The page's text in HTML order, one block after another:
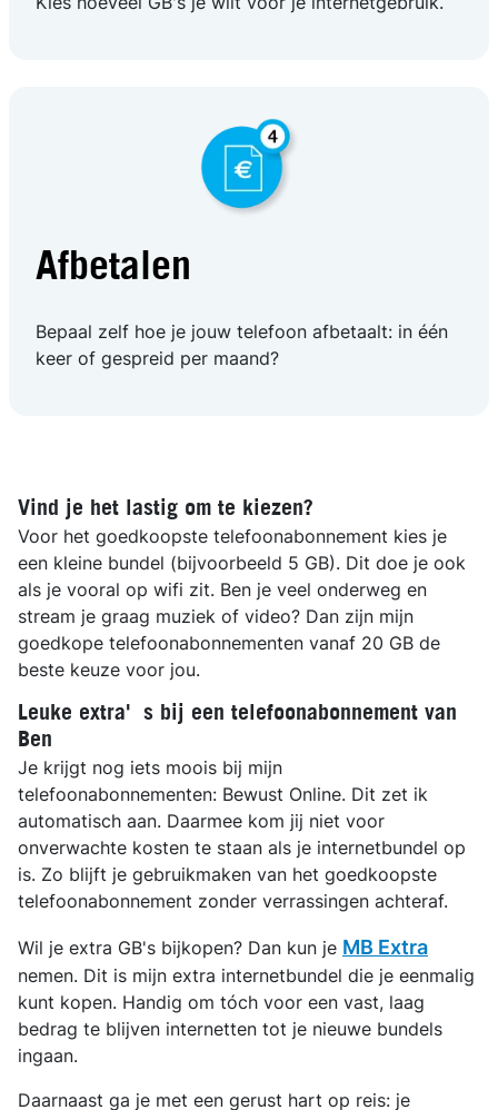
Afbetalen
Bepaal zelf hoe je jouw telefoon afbetaalt: in één
keer of gespreid per maand?
Vind je het lastig om te kiezen?
Voor het goedkoopste telefoonabonnement kies je
een kleine bundel (bijvoorbeeld 5 GB). Dit doe je ook
als je vooral op wifi zit. Ben je veel onderweg en
stream je graag muziek of video? Dan zijn mijn
goedkope telefoonabonnementen vanaf 20 GB de
beste keuze voor jou.
Leuke extra's bij een telefoonabonnement van
Ben
Je krijgt nog iets moois bij mijn
telefoonabonnementen: Bewust Online. Dit zet ik
automatisch aan. Daarmee kom jij niet voor
onverwachte kosten te staan als je internetbundel op
is. Zo blijft je gebruikmaken van het goedkoopste
telefoonabonnement zonder verrassingen achteraf.
Wil je extra GB's bijkopen? Dan kun je MB Extra
nemen. Dit is mijn extra internetbundel die je eenmalig
kunt kopen. Handig om tóch voor een vast, laag
bedrag te blijven internetten tot je nieuwe bundels
ingaan.
Daarnaast ga je met een gerust hart op reis: je